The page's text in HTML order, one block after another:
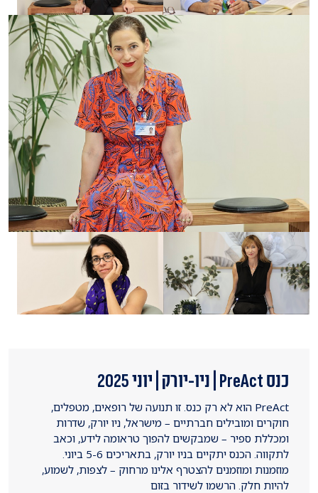
כנס PreAct | ניו-יורק | יוני 2025
PreAct הוא לא רק כנס. זו תנועה של רופאים, מטפלים,
חוקרים ומובילים חברתיים – מישראל, ניו יורק, שדרות
ומכללת ספיר – שמבקשים להפוך טראומה לידע, וכאב
לתקווה. הכנס יתקיים בניו יורק, בתאריכים 5-6 ביוני.
מוזמנות ומוזמנים להצטרף אלינו מרחוק – לצפות, לשמוע,
להיות חלק. הרשמו לשידור בזום